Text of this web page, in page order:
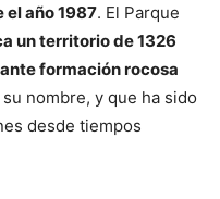
el año 1987. El Parque
un territorio de 1326
formación rocosa
nombre, y que ha sido
desde tiempos